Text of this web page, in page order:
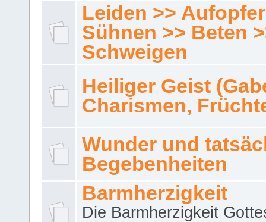
Leiden >>
Sühnen >> Beten
Schweigen
Heiliger Geist
Charismen,
Wunder und
Begebenheiten
Barmherzigkeit
Die Barmherzigkeit